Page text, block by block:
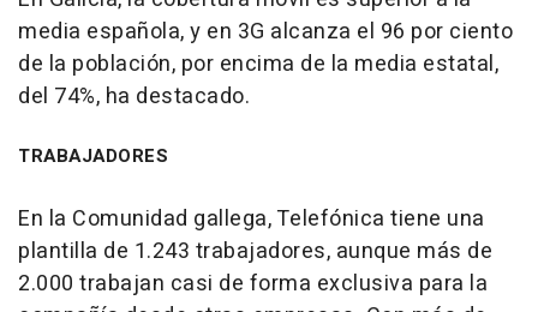
media española, y en 3G alcanza el 96 por ciento
de la población, por encima de la media estatal,
del 74%, ha destacado.
TRABAJADORES
En la Comunidad gallega, Telefónica tiene una
plantilla de 1.243 trabajadores, aunque más de
2.000 trabajan casi de forma exclusiva para la